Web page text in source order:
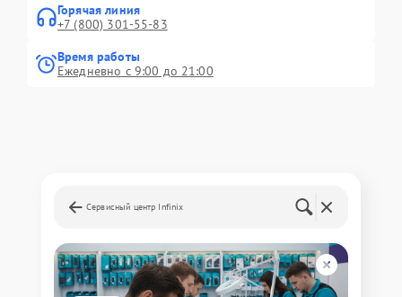
Горячая линия
+7 (800) 301-55-83
Время работы
Ежедневно с 9:00 до 21:00
Сервисный центр Infinix